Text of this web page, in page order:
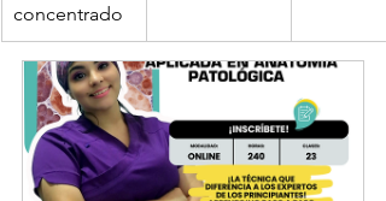
concentrado